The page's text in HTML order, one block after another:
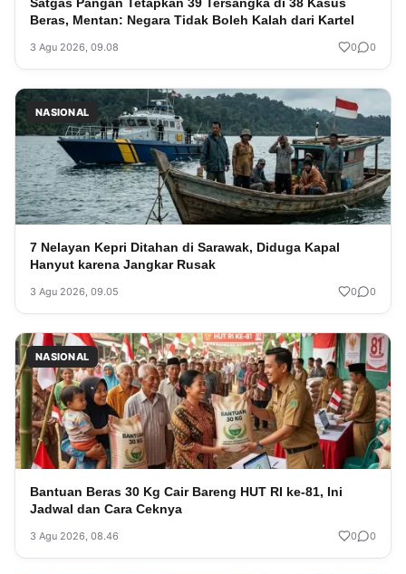
Beras, Mentan: Negara Tidak Boleh Kalah dari Kartel
3 Agu 2026, 09.08 0 0
NASIONAL
7 Nelayan Kepri Ditahan di Sarawak, Diduga Kapal
Hanyut karena Jangkar Rusak
3 Agu 2026, 09.05 0 0
NASIONAL
Bantuan Beras 30 Kg Cair Bareng HUT RI ke-81, Ini
Jadwal dan Cara Ceknya
3 Agu 2026, 08.46 0 0